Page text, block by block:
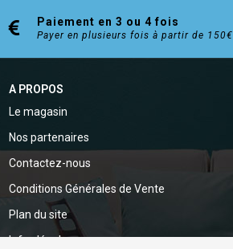
Paiement en 3 ou 4 fois
Payer en plusieurs fois à partir de 150€
A PROPOS
Le magasin
Nos partenaires
Contactez-nous
Conditions Générales de Vente
Plan du site
Infos légales